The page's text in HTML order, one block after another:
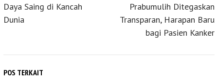
Daya Saing di Kancah
Dunia
Prabumulih Ditegaskan
Transparan, Harapan Baru
bagi Pasien Kanker
POS TERKAIT